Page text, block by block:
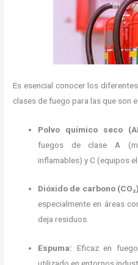
Es esencial conocer los
clases de fuego para las que son
Polvo químico seco
fuegos de clase A
inflamables) y C (equipos
Dióxido de carbono
especialmente en áreas
deja residuos.
Espuma: Eficaz en